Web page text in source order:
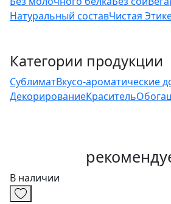
Натуральный составЧистая
Категории продукции
СублиматВкусо-ароматические
ДекорированиеКраситель
В наличии